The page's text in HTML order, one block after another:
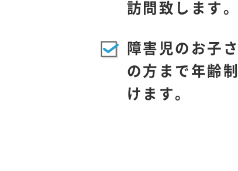
訪問致します。
障害児のお子
の方まで年齢
けます。